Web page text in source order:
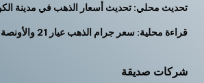
تحديث محلي: تحديث أسعار الذهب في مدينة
قراءة محلية: سعر جرام الذهب عيار 21 والأونصة في الكويت اليوم
شركات صديقة